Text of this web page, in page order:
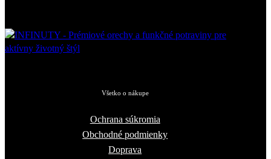
Všetko o nákupe
Ochrana súkromia
Obchodné podmienky
Doprava